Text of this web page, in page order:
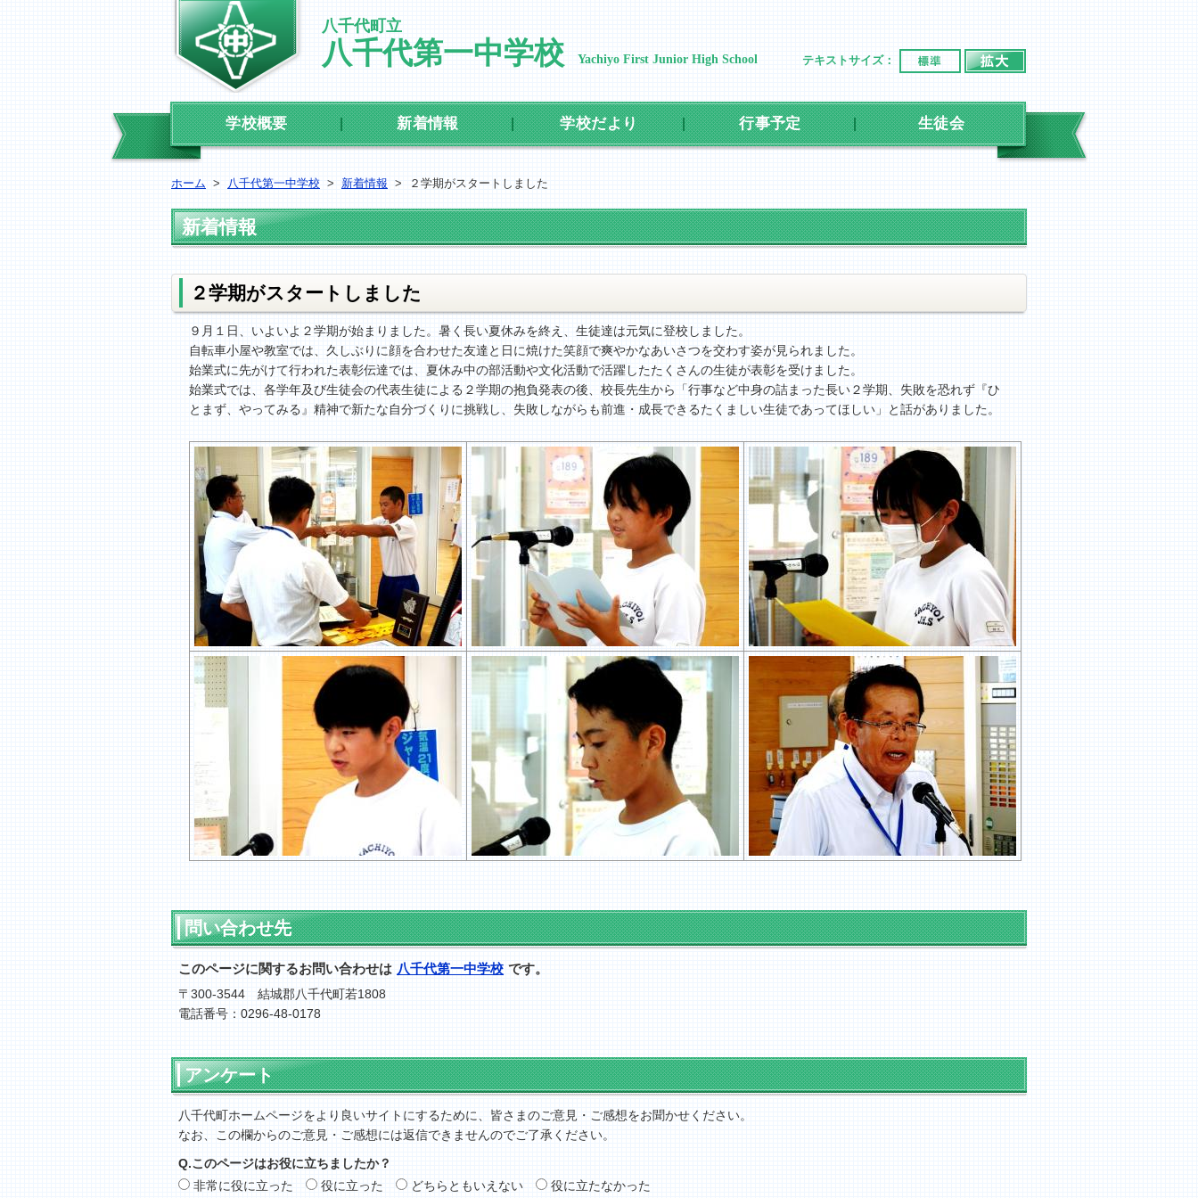
八千代町立
八千代第一中学校 Yachiyo First Junior High School テキストサイズ： 標準
学校概要 新着情報 学校だより 行事予定 生徒会
ホーム > 八千代第一中学校 > 新着情報 > ２学期がスタートしました
新着情報
２学期がスタートしました
９月１日、いよいよ２学期が始まりました。暑く長い夏休みを終え、生徒達は元気に登校しました。
自転車小屋や教室では、久しぶりに顔を合わせた友達と日に焼けた笑顔で爽やかなあいさつを交わす姿が見られました。
始業式に先がけて行われた表彰伝達では、夏休み中の部活動や文化活動で活躍したたくさんの生徒が表彰を受けました。
始業式では、各学年及び生徒会の代表生徒による２学期の抱負発表の後、校長先生から「行事など中身の詰まった長い２学期、失敗を恐れず『ひ
とまず、やってみる』精神で新たな自分づくりに挑戦し、失敗しながらも前進・成長できるたくましい生徒であってほしい」と話がありました。
問い合わせ先
このページに関するお問い合わせは 八千代第一中学校 です。
〒300-3544 結城郡八千代町若1808
電話番号：0296-48-0178
アンケート
八千代町ホームページをより良いサイトにするために、皆さまのご意見・ご感想をお聞かせください。
なお、この欄からのご意見・ご感想には返信できませんのでご了承ください。
Q.このページはお役に立ちましたか？
非常に役に立った
役に立った どちらともいえない 役に立たなかった